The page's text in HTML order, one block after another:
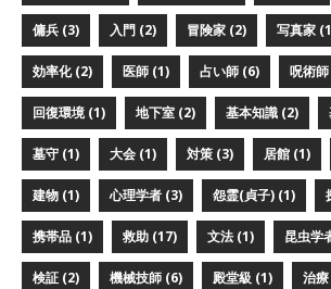
傭兵 (3) 入門 (2) 冒険家 (2) 写真家
効率化 (2) 医師 (1) 占い師 (6) 呪術
回復環境 (1) 地下室 (2) 基本知識 (2)
墓守 (1) 大会 (1) 対策 (3) 居館 (1)
建物 (1) 心理学者 (3) 怨霊(貞子) (1)
携帯品 (1) 救助 (17) 文法 (1) 昆虫学
検証 (2) 機械技師 (6) 殿堂級 (1) 治